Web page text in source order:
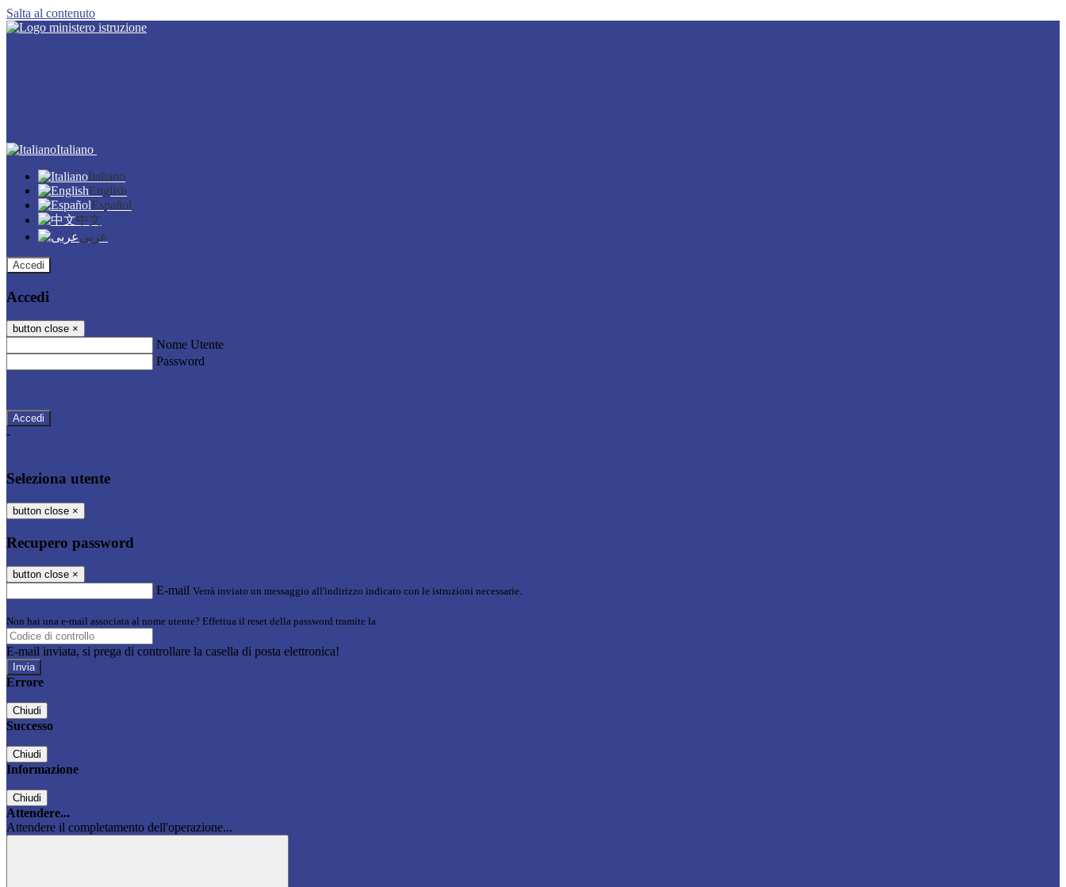
Salta al contenuto
Italiano
Italiano
English
Español
中文
عربى
Accedi
Accedi
button close ×
Nome Utente
Password
-
Seleziona utente
button close ×
Recupero password
button close ×
E-mail Verrà inviato un messaggio all'indirizzo indicato con le istruzioni necessarie.
Non hai una e-mail associata al nome utente? Effettua il reset della password tramite la
E-mail inviata, si prega di controllare la casella di posta elettronica!
Errore
Chiudi
Successo
Chiudi
Informazione
Chiudi
Attendere...
Attendere il completamento dell'operazione...